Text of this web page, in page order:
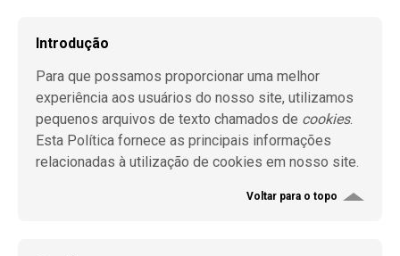
Introdução
Para que possamos proporcionar uma melhor
experiência aos usuários do nosso site, utilizamos
pequenos arquivos de texto chamados de cookies.
Esta Política fornece as principais informações
relacionadas à utilização de cookies em nosso site.
Voltar para o topo